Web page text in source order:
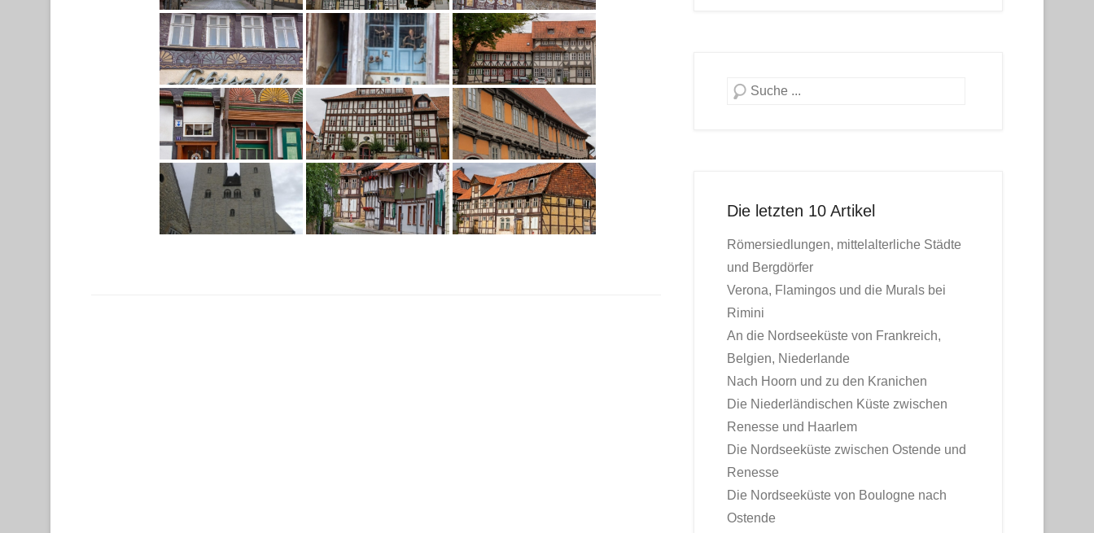
Search
Die letzten 10 Artikel
Römersiedlungen, mittelalterliche Städte
und Bergdörfer
Verona, Flamingos und die Murals bei
Rimini
An die Nordseeküste von Frankreich,
Belgien, Niederlande
Nach Hoorn und zu den Kranichen
Die Niederländischen Küste zwischen
Renesse und Haarlem
Die Nordseeküste zwischen Ostende und
Renesse
Die Nordseeküste von Boulogne nach
Ostende